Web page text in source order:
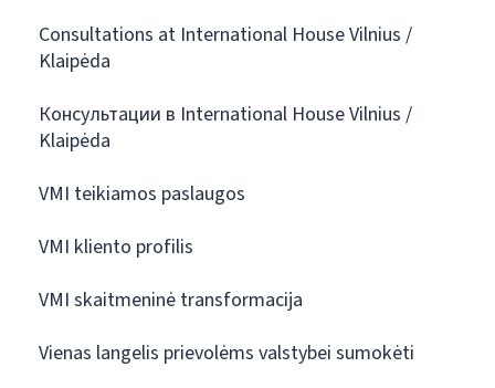
Consultations at International House Vilnius /
Klaipėda
Консультации в International House Vilnius /
Klaipėda
VMI teikiamos paslaugos
VMI kliento profilis
VMI skaitmeninė transformacija
Vienas langelis prievolėms valstybei sumokėti